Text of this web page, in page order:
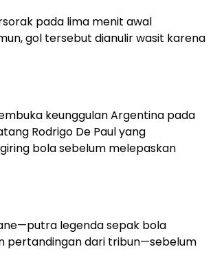
pada lima menit awal
gol tersebut dianulir wasit karena
keunggulan Argentina pada
Rodrigo De Paul yang
bola sebelum melepaskan
legenda sepak bola
pertandingan dari tribun—sebelum